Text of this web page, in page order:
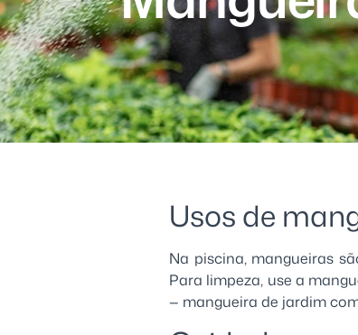
Usos de
Na piscina, mangueiras
Para limpeza, use a
— mangueira de jardim